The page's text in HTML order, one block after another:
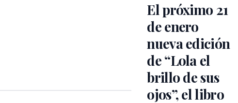
El próximo 21
de enero
nueva edición
de “Lola el
brillo de sus
ojos”, el libro